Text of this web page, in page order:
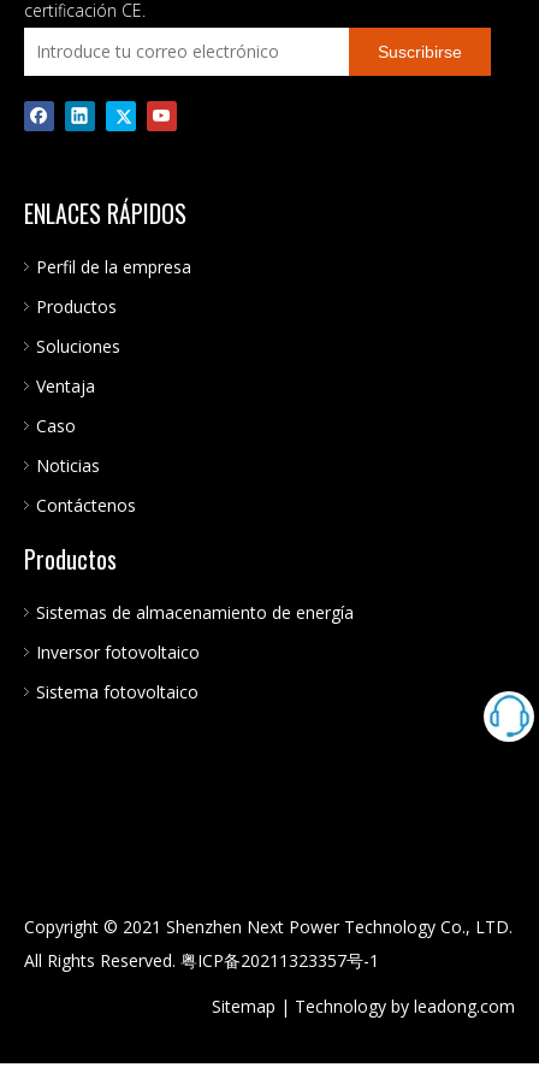
sinve pura de entrada PV de
20-150V 1000W 12V que
funciona con baterías
certificación CE.
Suscribirse
ENLACES RÁPIDOS
Perfil de la empresa
Productos
Soluciones
Ventaja
Caso
Noticias
Contáctenos
Productos
Sistemas de almacenamiento de energía
Inversor fotovoltaico
Sistema fotovoltaico
Copyright © 2021 Shenzhen Next Power Technology Co., LTD.
All Rights Reserved. 粤ICP备20211323357号-1
Sitemap | Technology by leadong.com